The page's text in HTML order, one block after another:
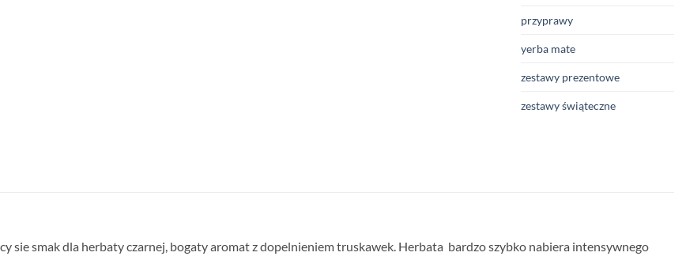
przyprawy
yerba mate
zestawy prezentowe
zestawy świąteczne
sie smak dla herbaty czarnej, bogaty aromat z dopelnieniem truskawek. Herbata bardzo szybko nabiera intensywnego